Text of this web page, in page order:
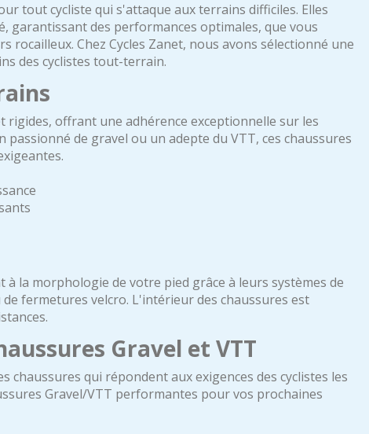
tout cycliste qui s'attaque aux terrains difficiles. Elles
garantissant des performances optimales, que vous
rocailleux. Chez Cycles Zanet, nous avons sélectionné une
des cyclistes tout-terrain.
rigides, offrant une adhérence exceptionnelle sur les
de gravel ou un adepte du VTT, ces chaussures
la morphologie de votre pied grâce à leurs systèmes de
fermetures velcro. L'intérieur des chaussures est
Gravel et VTT
qui répondent aux exigences des cyclistes les
Gravel/VTT performantes pour vos prochaines